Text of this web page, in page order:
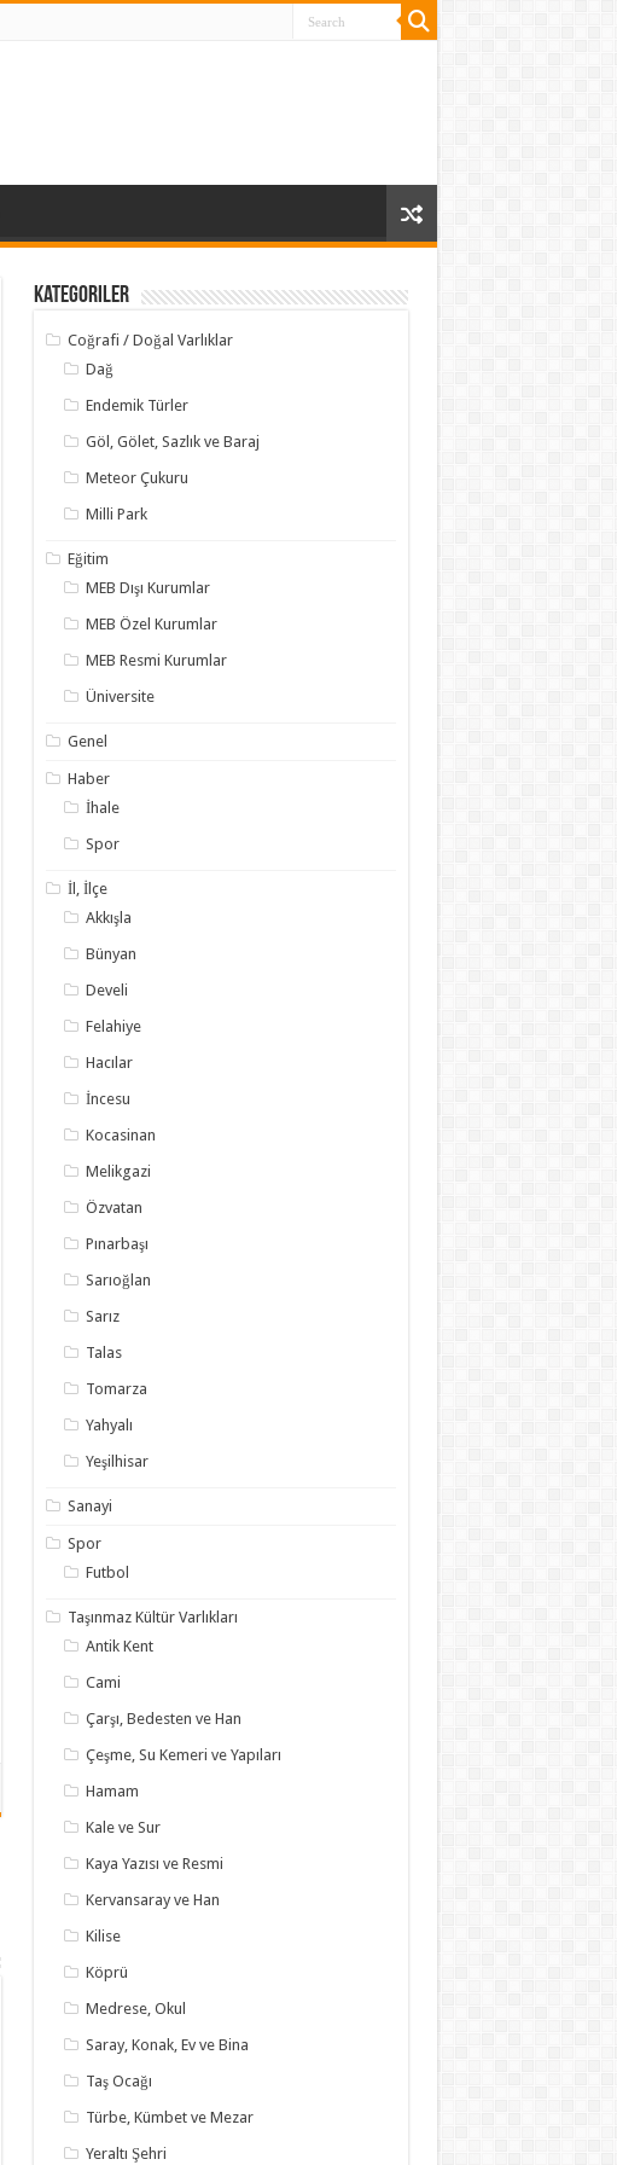
Kategoriler
Coğrafi / Doğal Varlıklar
Dağ
Endemik Türler
Göl, Gölet, Sazlık ve Baraj
Meteor Çukuru
Milli Park
Eğitim
MEB Dışı Kurumlar
MEB Özel Kurumlar
MEB Resmi Kurumlar
Üniversite
Genel
Haber
İhale
Spor
İl, İlçe
Akkışla
Bünyan
Develi
Felahiye
Hacılar
İncesu
Kocasinan
Melikgazi
Özvatan
Pınarbaşı
Sarıoğlan
Sarız
Talas
Tomarza
Yahyalı
Yeşilhisar
Sanayi
Spor
Futbol
Taşınmaz Kültür Varlıkları
Antik Kent
Cami
Çarşı, Bedesten ve Han
Çeşme, Su Kemeri ve Yapıları
Hamam
Kale ve Sur
Kaya Yazısı ve Resmi
Kervansaray ve Han
Kilise
Köprü
Medrese, Okul
Saray, Konak, Ev ve Bina
Taş Ocağı
Türbe, Kümbet ve Mezar
Yeraltı Şehri